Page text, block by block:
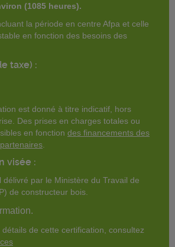
(1085 heures).
la période en centre Afpa et celle
en fonction des besoins des
taxe) :
est donné à titre indicatif, hors
Des prises en charges totales ou
en fonction des financements des
visée :
délivré par le Ministère du Travail de
de constructeur bois.
de cette certification, consultez